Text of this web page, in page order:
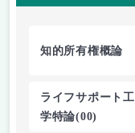
知的所有権概論
ライフサポート工
学特論(00)